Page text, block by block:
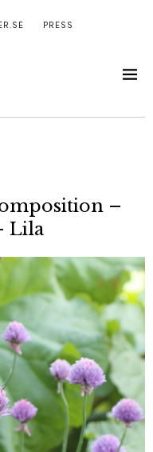
PRESS
–
Lila